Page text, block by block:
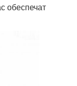
обеспечат